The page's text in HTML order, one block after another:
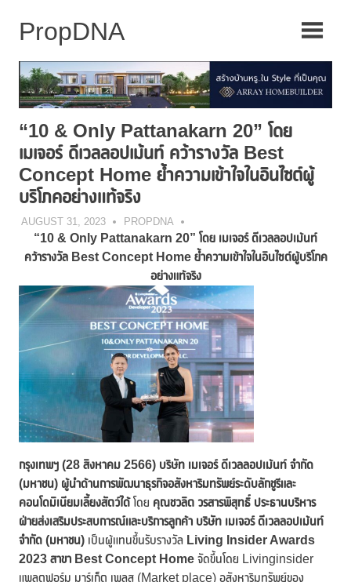
“10 & Only Pattanakarn 20” โดย
เมเจอร์ ดีเวลลอปเม้นท์ คว้ารางวัล Best
Concept Home ย้ำความเข้าใจในอินไซต์ผู้
บริโภคอย่างแท้จริง
AUGUST 31, 2023 PROPDNA
“10 & Only Pattanakarn 20” โดย เมเจอร์ ดีเวลลอปเม้นท์
คว้ารางวัล Best Concept Home ย้ำความเข้าใจในอินไซต์ผู้บริโภค
อย่างแท้จริง
กรุงเทพฯ (28 สิงหาคม 2566) บริษัท เมเจอร์ ดีเวลลอปเม้นท์ จำกัด
(มหาชน) ผู้นำด้านการพัฒนาธุรกิจอสังหาริมทรัพย์ระดับลักชูรีและ
คอนโดมิเนียมเลี้ยงสัตว์ได้โดย คุณชวลิต วรสารพิสุทธิ์ ประธานบริหาร
ฝ่ายส่งเสริมประสบการณ์และบริการลูกค้า บริษัท เมเจอร์ ดีเวลลอปเม้นท์
จำกัด (มหาชน) เป็นผู้แทนขึ้นรับรางวัล Living Insider Awards
2023 สาขา Best Concept Home จัดขึ้นโดย Livinginsider
แพลตฟอร์ม มาร์เก็ต เพลส (Market place) อสังหาริมทรัพย์ของ